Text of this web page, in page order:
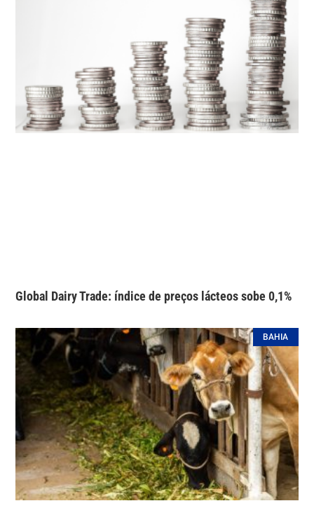
Global Dairy Trade: índice de preços lácteos sobe 0,1%
BAHIA